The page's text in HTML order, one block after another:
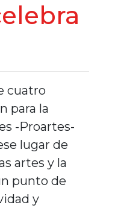
cuatro
para la
-Proartes-
lugar de
artes y la
punto de
y